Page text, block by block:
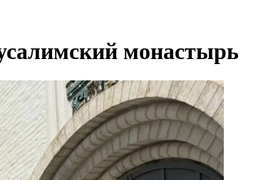
монастырь